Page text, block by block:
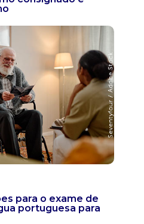
para o exame de
portuguesa para